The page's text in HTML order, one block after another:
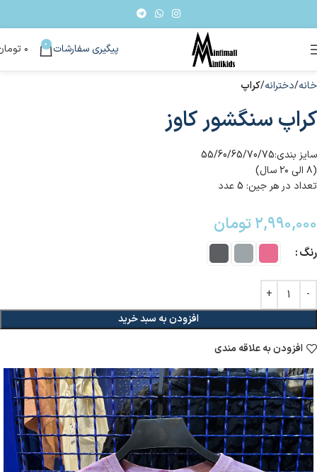
پیگیری سفارشات 0 ۰
خانه دخترانه کراپ
کراپ سنگشور کاوز
سایز بندی:55/60/65/70/75
(۸ الی ۲۰ سال)
تعداد در هر جین: 5 عدد
۲,۹۹۰,۰۰۰تومان
رنگ
افزودن به سبد خرید
افزودن به علاقه مندی